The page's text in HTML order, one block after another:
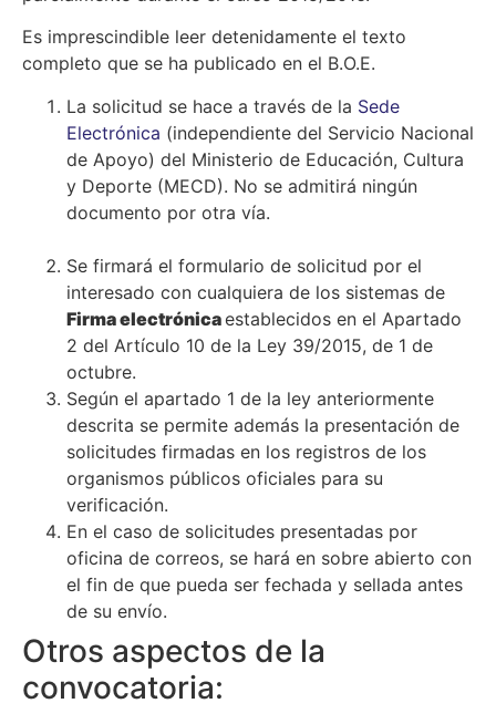
Es imprescindible leer detenidamente el texto
completo que se ha publicado en el B.O.E.
La solicitud se hace a través de la Sede
Electrónica (independiente del Servicio Nacional
de Apoyo) del Ministerio de Educación, Cultura
y Deporte (MECD). No se admitirá ningún
documento por otra vía.
Se firmará el formulario de solicitud por el
interesado con cualquiera de los sistemas de
Firma electrónicaestablecidos en el Apartado
2 del Artículo 10 de la Ley 39/2015, de 1 de
octubre.
Según el apartado 1 de la ley anteriormente
descrita se permite además la presentación de
solicitudes firmadas en los registros de los
organismos públicos oficiales para su
verificación.
En el caso de solicitudes presentadas por
oficina de correos, se hará en sobre abierto con
el fin de que pueda ser fechada y sellada antes
de su envío.
Otros aspectos de la
convocatoria: